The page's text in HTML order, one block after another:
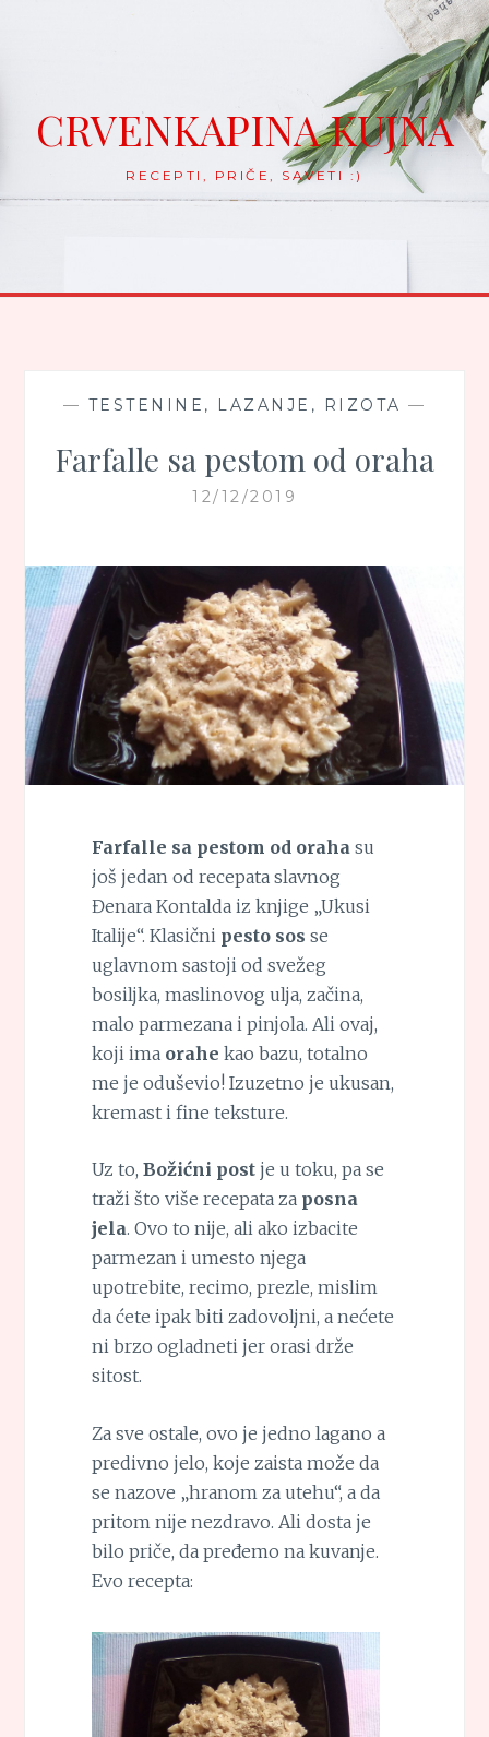
CRVENKAPINA KUJNA
RECEPTI, PRIČE, SAVETI :)
— TESTENINE, LAZANJE, RIZOTA —
Farfalle sa pestom od oraha
12/12/2019
Farfalle sa pestom od oraha su
još jedan od recepata slavnog
Đenara Kontalda iz knjige „Ukusi
Italije“. Klasični pesto sos se
uglavnom sastoji od svežeg
bosiljka, maslinovog ulja, začina,
malo parmezana i pinjola. Ali ovaj,
koji ima orahe kao bazu, totalno
me je oduševio! Izuzetno je ukusan,
kremast i fine teksture.
Uz to, Božićni postje u toku, pa se
traži što više recepata za posna
jela. Ovo to nije, ali ako izbacite
parmezan i umesto njega
upotrebite, recimo, prezle, mislim
da ćete ipak biti zadovoljni, a nećete
ni brzo ogladneti jer orasi drže
sitost.
Za sve ostale, ovo je jedno lagano a
predivno jelo, koje zaista može da
se nazove „hranom za utehu“, a da
pritom nije nezdravo. Ali dosta je
bilo priče, da pređemo na kuvanje.
Evo recepta: